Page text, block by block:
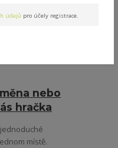
nebo
hračka
místě.
údajů pro účely registrace.